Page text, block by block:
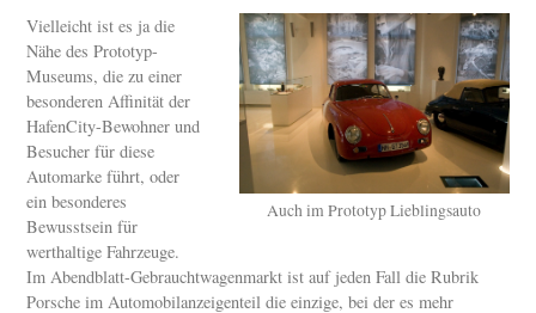
Auch im Prototyp Lieblingsauto
Vielleicht ist es ja die
Nähe des Prototyp-
Museums, die zu einer
besonderen Affinität der
HafenCity-Bewohner und
Besucher für diese
Automarke führt, oder
ein besonderes
Bewusstsein für
werthaltige Fahrzeuge.
Im Abendblatt-Gebrauchtwagenmarkt ist auf jeden Fall die Rubrik
Porsche im Automobilanzeigenteil die einzige, bei der es mehr